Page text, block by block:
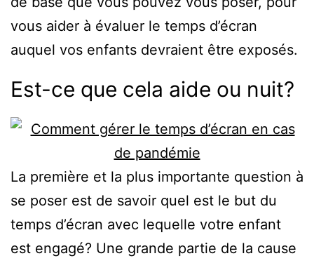
vous aider à évaluer le temps d’écran
auquel vos enfants devraient être exposés.
Est-ce que cela aide ou nuit?
La première et la plus importante question à
se poser est de savoir quel est le but du
temps d’écran avec lequelle votre enfant
est engagé? Une grande partie de la cause